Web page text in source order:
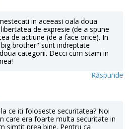
in aceeasi oala doua
de expresie (de a spune
de actiune (de a face orice). In
brother" sunt indreptate
categorii. Decci cum stam in
Răspunde
ce iti foloseste securitatea? Noi
care era foarte multa securitate in
simtit prea bine. Pentru ca